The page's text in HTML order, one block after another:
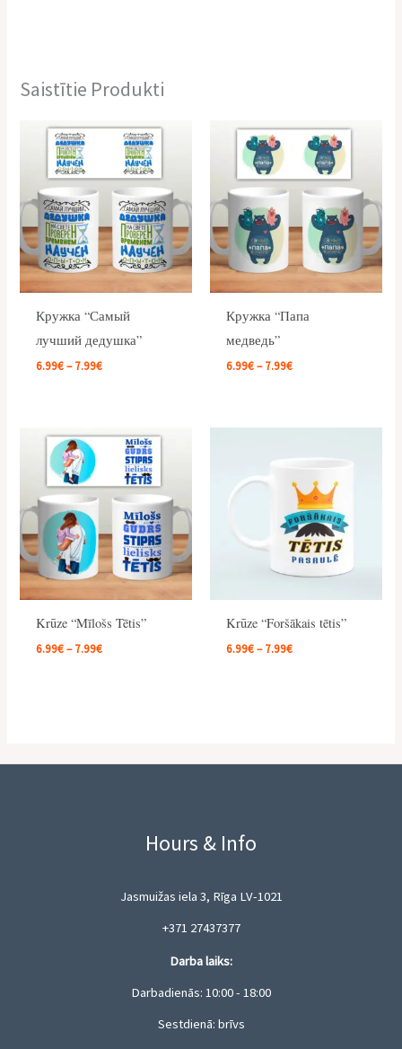
Saistītie Produkti
Кружка “Самый
лучший дедушка”
6.99€– 7.99€
Price
range:
6.99€
through
7.99€
Кружка “Папа
медведь”
6.99€ – 7.99€
Price
range:
6.99€
through
7.99€
Krūze “Mīlošs Tētis”
6.99€– 7.99€
Price
range:
6.99€
through
7.99€
Krūze “Foršākais tētis”
6.99€ – 7.99€
through
7.99€
Hours & Info
Jasmuižas iela 3, Rīga LV-1021
+371 27437377
Darba laiks:
Darbadienās: 10:00 - 18:00
Sestdienā: brīvs